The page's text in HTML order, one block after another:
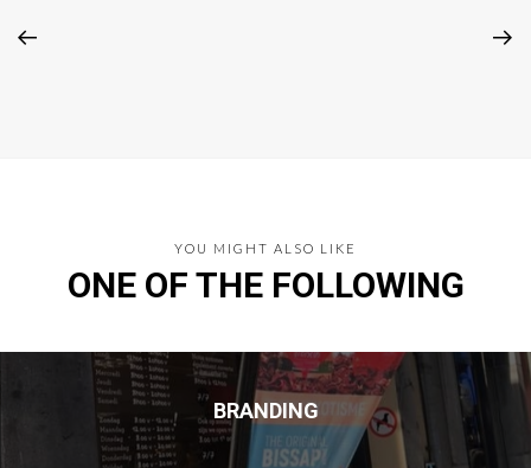
YOU MIGHT ALSO LIKE
ONE OF THE FOLLOWING
BRANDING